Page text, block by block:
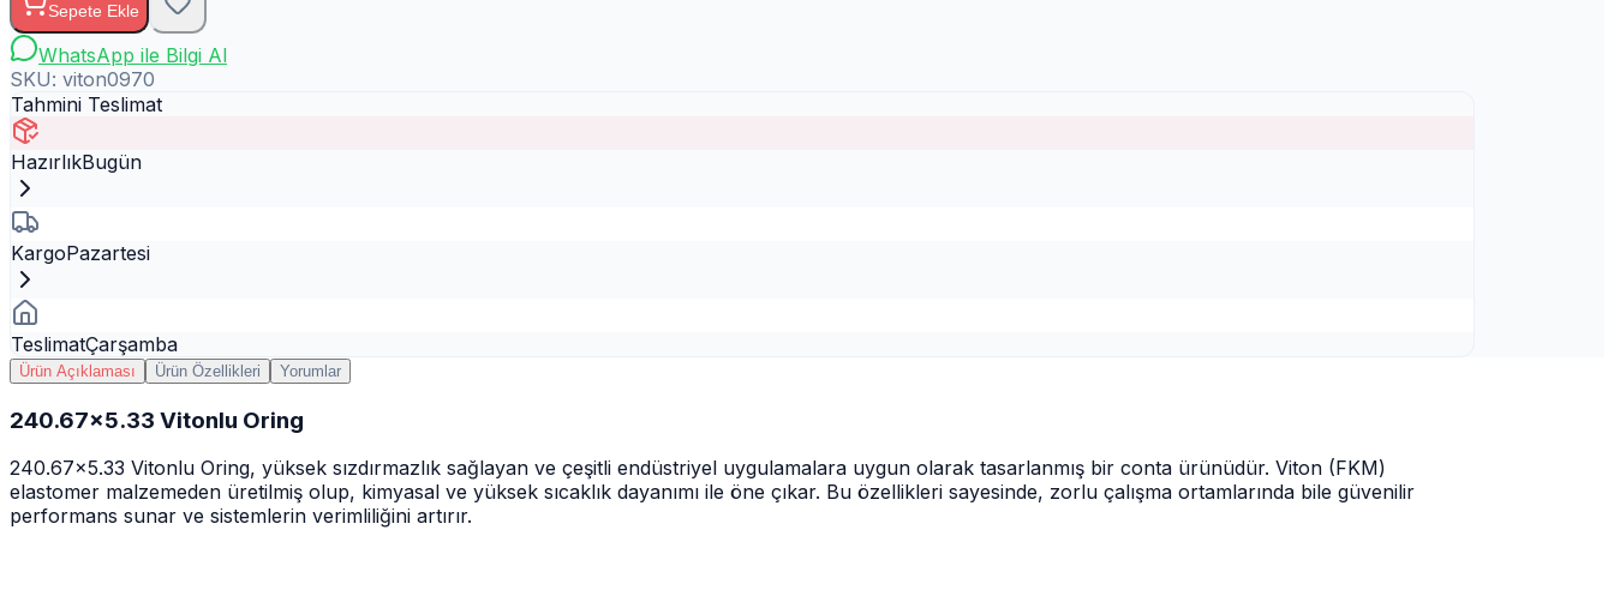
Sepete Ekle
WhatsApp ile Bilgi Al
SKU: viton0970
Tahmini Teslimat
HazırlıkBugün
KargoPazartesi
TeslimatÇarşamba
Ürün Açıklaması Ürün Özellikleri Yorumlar
240.67x5.33 Vitonlu Oring
240.67x5.33 Vitonlu Oring, yüksek sızdırmazlık sağlayan ve çeşitli endüstriyel uygulamalara uygun olarak tasarlanmış bir conta ürünüdür. Viton (FKM)
elastomer malzemeden üretilmiş olup, kimyasal ve yüksek sıcaklık dayanımı ile öne çıkar. Bu özellikleri sayesinde, zorlu çalışma ortamlarında bile güvenilir
performans sunar ve sistemlerin verimliliğini artırır.